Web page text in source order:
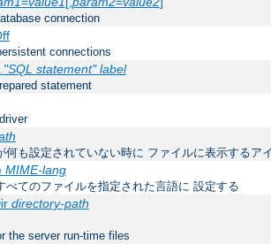
connection
connections
"SQL statement" label
statement
何も設定されていない時に ファイルに表示するア
MIME-lang
べてのファイルを指定された言語に 設定する
directory-path
the server run-time files